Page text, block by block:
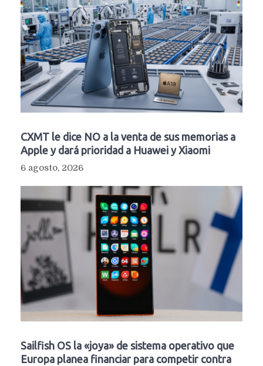
CXMT le dice NO a la venta de sus memorias a
Apple y dará prioridad a Huawei y Xiaomi
6 agosto, 2026
Sailfish OS la «joya» de sistema operativo que
Europa planea financiar para competir contra